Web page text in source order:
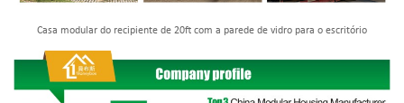
Casa modular do recipiente de 20ft com a parede de vidro para o escritório